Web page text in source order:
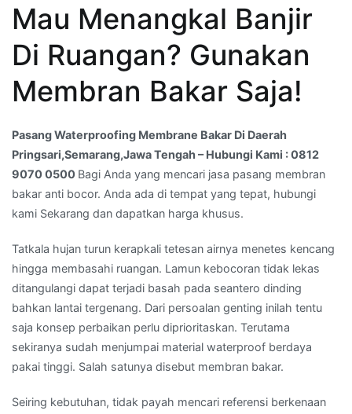
Membrane
Bakar
Di
Daerah
Pringsari,Semarang,Jawa
–
Hubungi
Kami
:
0812
0500
Mau Menangkal Banjir
Di Ruangan? Gunakan
Membran Bakar Saja!
Pasang Waterproofing Membrane Bakar Di Daerah
Pringsari,Semarang,Jawa Tengah – Hubungi Kami : 0812
9070 0500 Bagi Anda yang mencari jasa pasang membran
bakar anti bocor. Anda ada di tempat yang tepat, hubungi
kami Sekarang dan dapatkan harga khusus.
Tatkala hujan turun kerapkali tetesan airnya menetes kencang
hingga membasahi ruangan. Lamun kebocoran tidak lekas
ditangulangi dapat terjadi basah pada seantero dinding
bahkan lantai tergenang. Dari persoalan genting inilah tentu
saja konsep perbaikan perlu diprioritaskan. Terutama
sekiranya sudah menjumpai material waterproof berdaya
pakai tinggi. Salah satunya disebut membran bakar.
Seiring kebutuhan, tidak payah mencari referensi berkenaan